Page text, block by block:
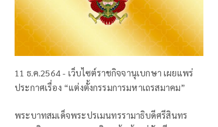
11 ธ.ค.2564 - เว็บไซต์ราชกิจจานุเบกษา เผยแพร่
ประกาศเรื่อง “แต่งตั้งกรรมการมหาเถรสมาคม”
พระบาทสมเด็จพระปรเมนทรรามาธิบดีศรีสินทร